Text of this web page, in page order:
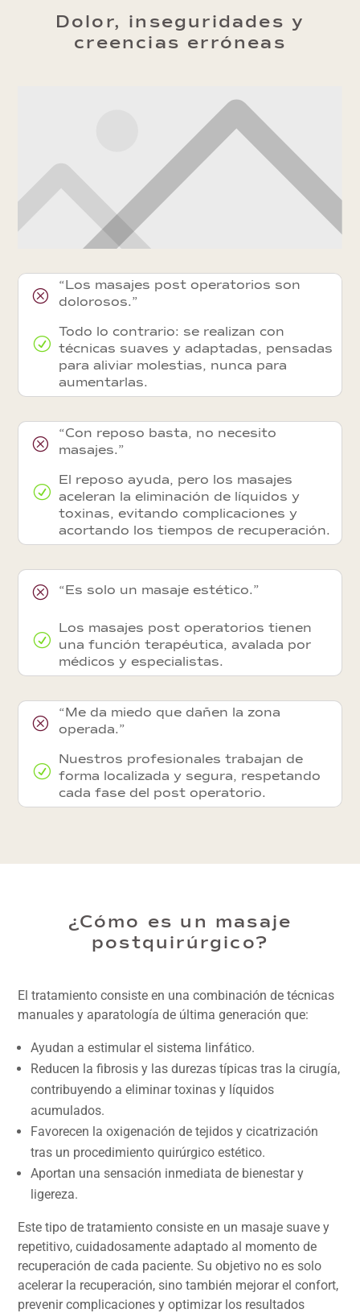
Dolor, inseguridades y
creencias erróneas
Q
“Los masajes post operatorios son
dolorosos.”
R
Todo lo contrario: se realizan con
técnicas suaves y adaptadas, pensadas
para aliviar molestias, nunca para
aumentarlas.
Q
“Con reposo basta, no necesito
masajes.”
R
El reposo ayuda, pero los masajes
aceleran la eliminación de líquidos y
toxinas, evitando complicaciones y
acortando los tiempos de recuperación.
Q “Es solo un masaje estético.”
R
Los masajes post operatorios tienen
una función terapéutica, avalada por
médicos y especialistas.
Q
“Me da miedo que dañen la zona
operada.”
R
Nuestros profesionales trabajan de
forma localizada y segura, respetando
cada fase del post operatorio.
¿Cómo es un masaje
postquirúrgico?
El tratamiento consiste en una combinación de técnicas
manuales y aparatología de última generación que:
Ayudan a estimular el sistema linfático.
Reducen la fibrosis y las durezas típicas tras la cirugía,
contribuyendo a eliminar toxinas y líquidos
acumulados.
Favorecen la oxigenación de tejidos y cicatrización
tras un procedimiento quirúrgico estético.
Aportan una sensación inmediata de bienestar y
ligereza.
Este tipo de tratamiento consiste en un masaje suave y
repetitivo, cuidadosamente adaptado al momento de
recuperación de cada paciente. Su objetivo no es solo
acelerar la recuperación, sino también mejorar el confort,
prevenir complicaciones y optimizar los resultados